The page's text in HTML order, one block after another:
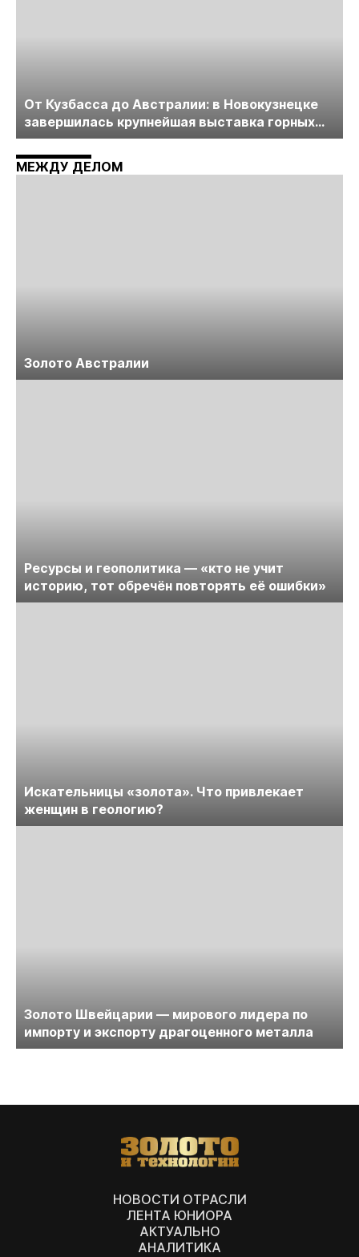
От Кузбасса до Австралии: в Новокузнецке
завершилась крупнейшая выставка горных
технологий «Недра России. Уголь России и
Майнинг»
МЕЖДУ ДЕЛОМ
Золото Австралии
Ресурсы и геополитика — «кто не учит
историю, тот обречён повторять её ошибки»
Искательницы «золота». Что привлекает
женщин в геологию?
Золото Швейцарии — мирового лидера по
импорту и экспорту драгоценного металла
НОВОСТИ ОТРАСЛИ
ЛЕНТА ЮНИОРА
АКТУАЛЬНО
АНАЛИТИКА